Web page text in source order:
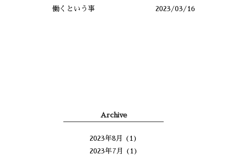
働くという事
2023/03/16
Archive
2023年8月
(1)
2023年7月
(1)